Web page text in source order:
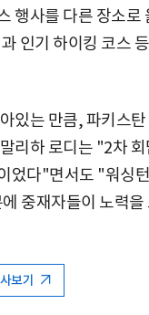
행사를 다른 장소로
인기 하이킹 코스
있는 만큼, 파키스
리하 로디는 "2차
었다"면서도 "워싱
중재자들이 노력
보기